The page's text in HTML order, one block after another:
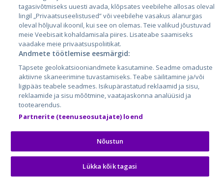
City24.lv
City24.ee
GetaPro.lv
GetaPro.ee
Autoplius.lt
Aruodas.lt
CVbankas.lt
Kainos.lt
Paslaugos.lt
auto24.ee
Osta.ee
KuldneBörs.ee
tagasivõtmiseks uuesti avada, klõpsates veebilehe allosas oleval
lingil „Privaatsuseelistused” või veebilehe vasakus alanurgas
oleval hõljuval ikoonil, kui see on olemas. Teie valikud jõustuvad
meie Veebisait kohaldamisala piires. Lisateabe saamiseks
vaadake meie privaatsuspoliitikat.
Andmete töötlemise eesmärgid:
Täpsete geolokatsiooniandmete kasutamine. Seadme omaduste
aktiivne skaneerimine tuvastamiseks. Teabe säilitamine ja/või
ligipääs teabele seadmes. Isikupärastatud reklaamid ja sisu,
reklaamide ja sisu mõõtmine, vaatajaskonna analüüsid ja
tootearendus.
Partnerite (teenuseosutajate) loend
Nõustun
Lükka kõik tagasi